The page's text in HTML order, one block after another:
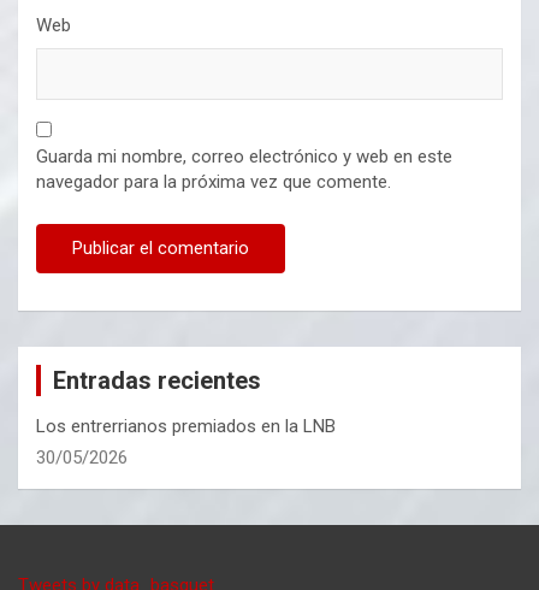
Web
Guarda mi nombre, correo electrónico y web en este
navegador para la próxima vez que comente.
Entradas recientes
Los entrerrianos premiados en la LNB
30/05/2026
Tweets by data_basquet